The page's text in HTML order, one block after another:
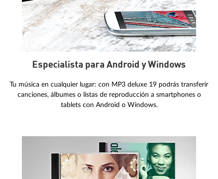
Especialista para Android y Windows
Tu música en cualquier lugar: con MP3 deluxe 19 podrás transferir
canciones, álbumes o listas de reproducción a smartphones o
tablets con Android o Windows.